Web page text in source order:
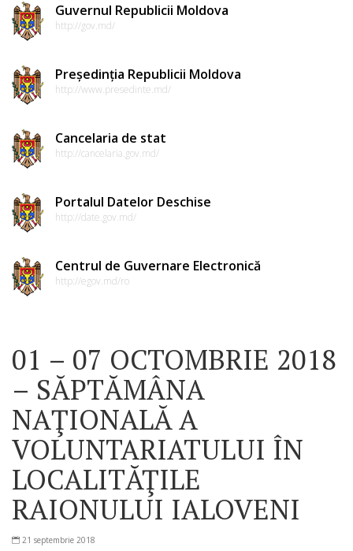
Guvernul Republicii Moldova
http://gov.md/
Președinția Republicii Moldova
http://www.presedinte.md/
Cancelaria de stat
http://cancelaria.gov.md/
Portalul Datelor Deschise
http://date.gov.md/
Centrul de Guvernare Electronică
http://egov.md/ro
01 – 07 OCTOMBRIE 2018
– SĂPTĂMÂNA
NAŢIONALĂ A
VOLUNTARIATULUI ÎN
LOCALITĂŢILE
RAIONULUI IALOVENI
21 septembrie 2018